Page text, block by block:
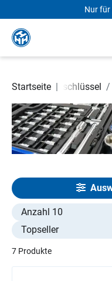
Zum Hauptinhalt springen
Nur für
Startseite |
/ Steckschlüssel /
7 Produkte
Select limit